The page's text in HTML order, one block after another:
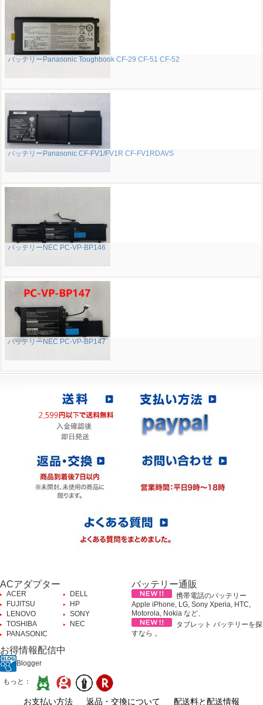
バッテリーPanasonic Toughbook CF-29 CF-51 CF-52
バッテリーPanasonic CF-FV1/FV1R CF-FV1RDAVS
バッテリーNEC PC-VP-BP146
バッテリーNEC PC-VP-BP147
ACアダプター
ACER
DELL
FUJITSU
HP
LENOVO
SONY
TOSHIBA
NEC
PANASONIC
バッテリー通販
携帯電話のバッテリー
Apple iPhone, LG, Sony Xperia, HTC,
Motorola, Nokia など、
タブレット バッテリーを探
すなら 。
お得情報配信中
Blogger
もっと：
お支払い方法 返品・交換について 配送料と配送情報